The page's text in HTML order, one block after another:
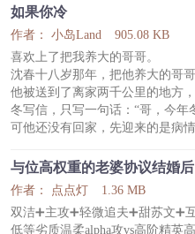
抱，会亲吻，还会很郑重地说对不
梁见云几乎也相信了，他们就是天
直到他看到傅之隅失控生气，看
看到他生病那天，傅之隅出现在另
原来他们是爱人，也只是爱人而
*
1.同性可
如果你冷
作者： 小岛Land 905.08 KB
喜欢上了把我养大的哥哥。
沈春十八岁那年，把他养大的哥哥
他被送到了离家两千公里的地方
冬写信，只写一句话：“哥，今年
可他还没有回家，先迎来的是病情
一
沈春不知道的是，他的每次眼泪
这些年过去，早就完完整整刻好了
*嘴毒占有欲超强酷哥攻x体弱直球
与位高权重的老婆协议结婚后
作者： 点点灯 1.36 MB
双洁➕主攻➕轻微追夫➕甜苏文➕
低等劣质温柔alpha攻vs高阶精英